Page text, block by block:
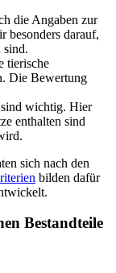
die Angaben zur
besonders darauf,
sind.
tierische
Die Bewertung
wichtig. Hier
enthalten sind
sich nach den
bilden dafür
Bestandteile